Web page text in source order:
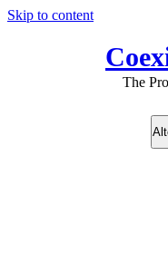
Skip to content
The